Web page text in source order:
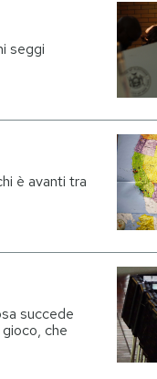
seggi
è avanti tra
succede
che